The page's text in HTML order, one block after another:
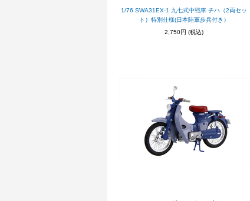
1/76 SWA31EX-1 九七式中戦車 チハ（2両セッ
ト）特別仕様(日本陸軍歩兵付き）
2,750円 (税込)